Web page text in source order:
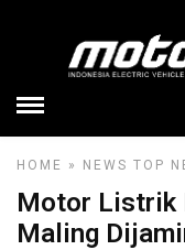
HOME » NEWS TOP
Motor Listrik
Maling